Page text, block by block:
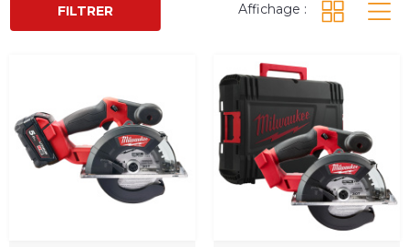
FILTRER Affichage :